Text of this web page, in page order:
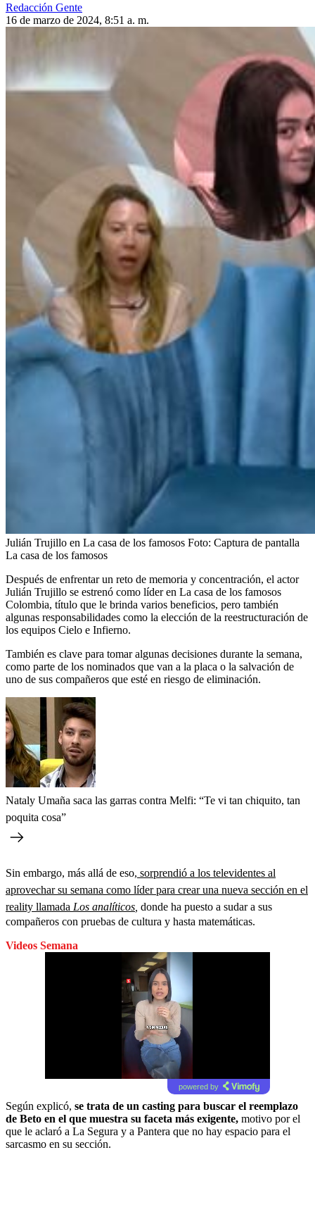
Redacción Gente
16 de marzo de 2024, 8:51 a. m.
Julián Trujillo en La casa de los famosos Foto: Captura de pantalla
La casa de los famosos
Después de enfrentar un reto de memoria y concentración, el actor
Julián Trujillo se estrenó como líder en La casa de los famosos
Colombia, título que le brinda varios beneficios, pero también
algunas responsabilidades como la elección de la reestructuración de
los equipos Cielo e Infierno.
También es clave para tomar algunas decisiones durante la semana,
como parte de los nominados que van a la placa o la salvación de
uno de sus compañeros que esté en riesgo de eliminación.
Nataly Umaña saca las garras contra Melfi: “Te vi tan chiquito, tan
poquita cosa”
Sin embargo, más allá de eso, sorprendió a los televidentes al
aprovechar su semana como líder para crear una nueva sección en el
reality llamada Los analíticos donde ha puesto a sudar a sus
compañeros con pruebas de cultura y hasta matemáticas.
Videos Semana
powered by
Según explicó, se trata de un casting para buscar el reemplazo
de Beto en el que muestra su faceta más exigente, motivo por el
que le aclaró a La Segura y a Pantera que no hay espacio para el
sarcasmo en su sección.